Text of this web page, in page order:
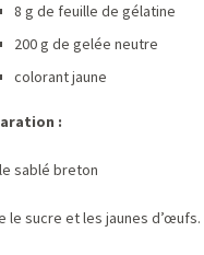
8 g de feuille de gélatine
200 g de gelée neutre
colorant jaune
:
sablé breton
le sucre et les jaunes d’œufs.